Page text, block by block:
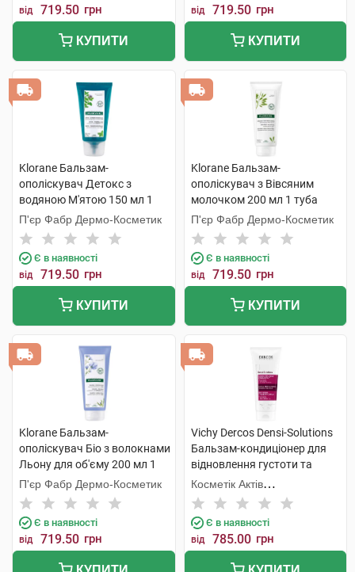
від 719.50 грн
КУПИТИ
від 719.50 грн
КУПИТИ
Klorane Бальзам-
ополіскувач Детокс з
водяною М'ятою 150 мл 1
туба
П'єр Фабр Дермо-Косметик
Є в наявності
від 719.50 грн
КУПИТИ
Klorane Бальзам-
ополіскувач з Вівсяним
молочком 200 мл 1 туба
П'єр Фабр Дермо-Косметик
Є в наявності
від 719.50 грн
КУПИТИ
Klorane Бальзам-
ополіскувач Біо з волокнами
Льону для об'єму 200 мл 1
туба
П'єр Фабр Дермо-Косметик
Є в наявності
від 719.50 грн
Vichy Dercos Densi-Solutions
Бальзам-кондиціонер для
відновлення густоти та
об'єму тонкого ослабленого
волосся 200 мл 1 флакон
Косметік Актів
Інтернаціональ
Є в наявності
від 785.00 грн